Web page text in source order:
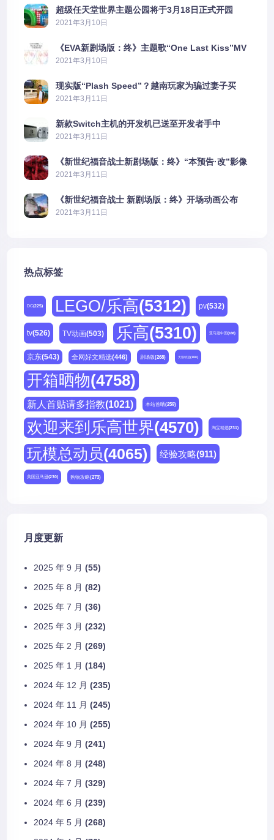
超级任天堂世界主题公园将于3月18日正式开园
2021年3月10日
《EVA新剧场版：终》主题歌“One Last Kiss”MV
公布
2021年3月10日
现实版“Plash Speed”？越南玩家为骗过妻子买
PS5上演好戏
2021年3月11日
新款Switch主机的开发机已送至开发者手中
2021年3月11日
《新世纪福音战士新剧场版：终》“本预告·改”影像
公开
2021年3月11日
《新世纪福音战士 新剧场版：终》开场动画公布
2021年3月11日
热点标签
DC(225) LEGO/乐高(5312) pv(532)
tv(526) TV动画(503) 乐高(5310) 亚马逊中国(188)
京东(543) 全网好文精选(446) 剧场版(268) 天猫精选(180)
开箱晒物(4758)
新人首贴请多指教(1021) 本站首晒(259)
欢迎来到乐高世界(4570) 淘宝精选(231)
玩模总动员(4065) 经验攻略(911)
美国亚马逊(230) 购物攻略(273)
月度更新
2025 年 9 月 (55)
2025 年 8 月 (82)
2025 年 7 月 (36)
2025 年 3 月 (232)
2025 年 2 月 (269)
2025 年 1 月 (184)
2024 年 12 月 (235)
2024 年 11 月 (245)
2024 年 10 月 (255)
2024 年 9 月 (241)
2024 年 8 月 (248)
2024 年 7 月 (329)
2024 年 6 月 (239)
2024 年 5 月 (268)